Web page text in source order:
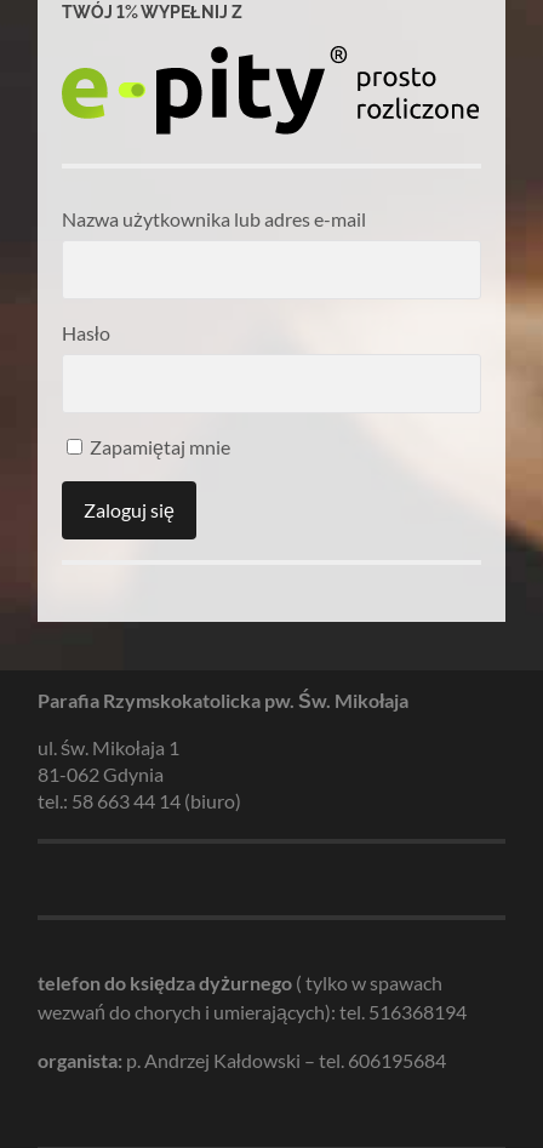
TWÓJ 1% WYPEŁNIJ Z
Nazwa użytkownika lub adres e-mail
Hasło
Zapamiętaj mnie
Parafia Rzymskokatolicka pw. Św. Mikołaja
ul. św. Mikołaja 1
81-062 Gdynia
tel.: 58 663 44 14 (biuro)
telefon do księdza dyżurnego ( tylko w spawach
wezwań do chorych i umierających): tel. 516368194
organista: p. Andrzej Kałdowski – tel. 606195684